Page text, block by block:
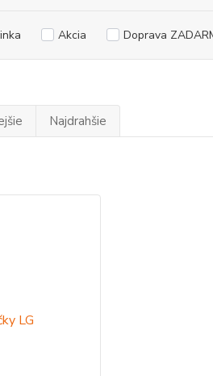
Akcia Doprava
Najdrahšie